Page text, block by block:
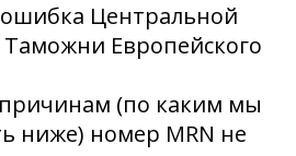
Центральной
Европейского
(по каким мы
ниже) номер MRN не